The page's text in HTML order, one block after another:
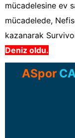
mücadelesine ev
mücadelede,
kazanarak
Deniz oldu.
ASpor